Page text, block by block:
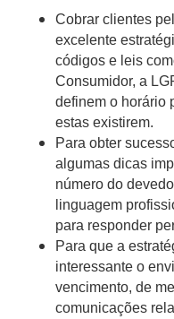
Cobrar clientes
excelente
códigos e leis
Consumidor, a
definem o horário
estas existirem.
Para obter
algumas dicas
número do
linguagem
para responder
Para que a
interessante o
vencimento, de
comunicações